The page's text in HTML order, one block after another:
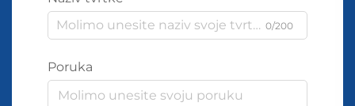
0/200
Poruka